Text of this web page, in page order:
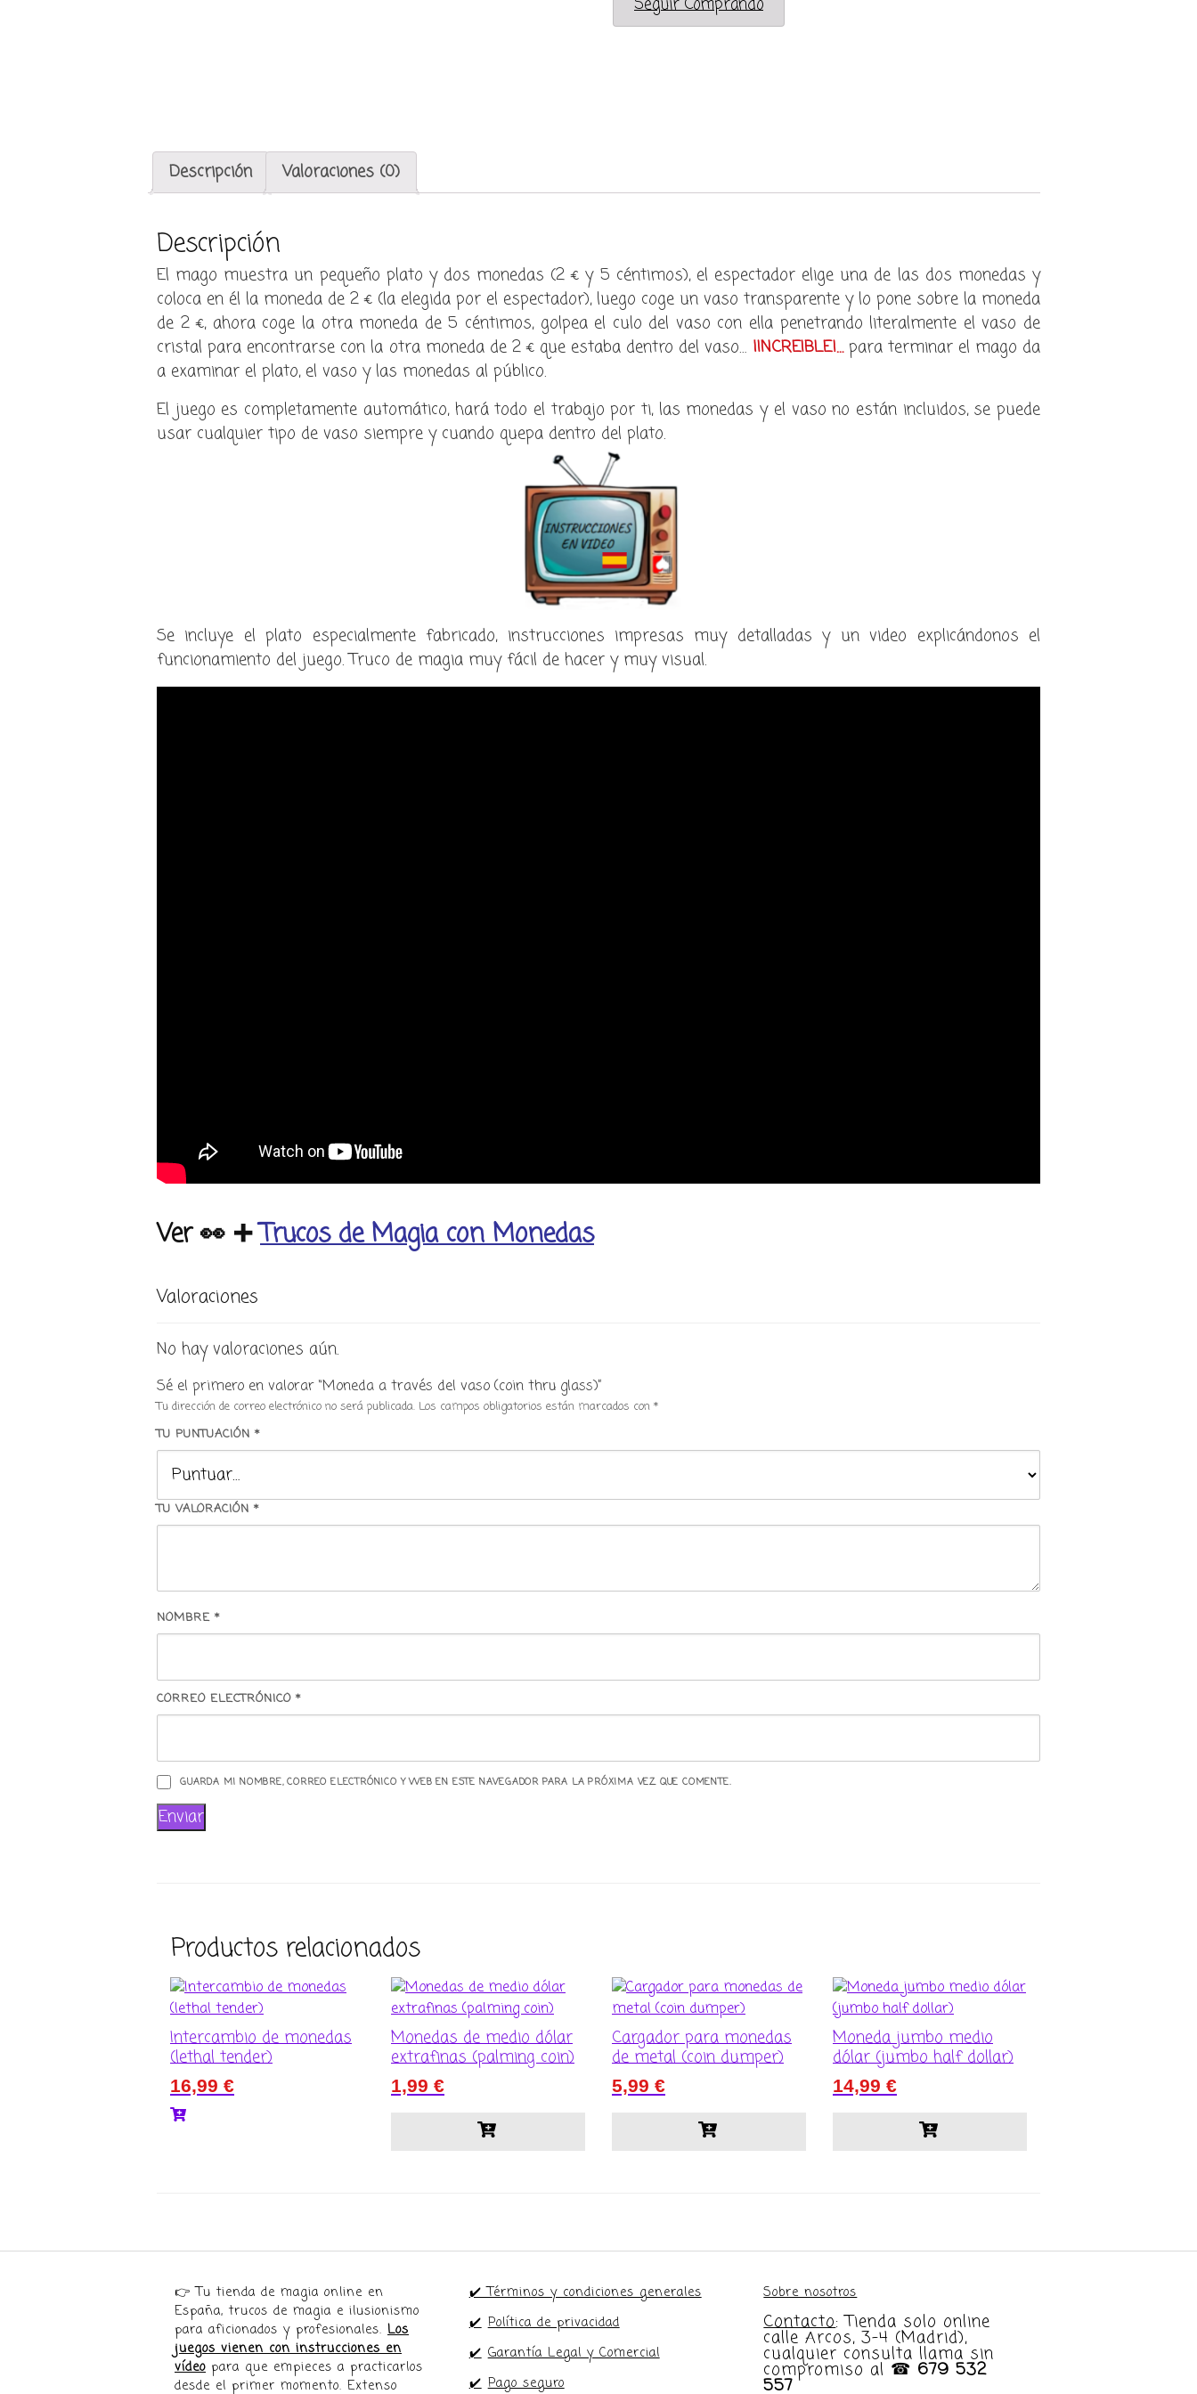
vaso
Seguir Comprando
Descripción Valoraciones (0)
Descripción
El mago muestra un pequeño plato y dos monedas (2 € y 5 céntimos), el espectador elige una de las dos monedas y
coloca en él la moneda de 2 € (la elegida por el espectador), luego coge un vaso transparente y lo pone sobre la moneda
de 2 €, ahora coge la otra moneda de 5 céntimos, golpea el culo del vaso con ella penetrando literalmente el vaso de
cristal para encontrarse con la otra moneda de 2 € que estaba dentro del vaso… ¡INCREIBLE!…para terminar el mago da
a examinar el plato, el vaso y las monedas al público.
El juego es completamente automático, hará todo el trabajo por ti, las monedas y el vaso no están incluidos, se puede
usar cualquier tipo de vaso siempre y cuando quepa dentro del plato.
Se incluye el plato especialmente fabricado, instrucciones impresas muy detalladas y un video explicándonos el
funcionamiento del juego. Truco de magia muy fácil de hacer y muy visual.
Ver 👀 ➕ Trucos de Magia con Monedas
Valoraciones
No hay valoraciones aún.
Sé el primero en valorar “Moneda a través del vaso (coin thru glass)”
Tu dirección de correo electrónico no será publicada. Los campos obligatorios están marcados con *
TU PUNTUACIÓN *
TU VALORACIÓN *
NOMBRE *
CORREO ELECTRÓNICO *
GUARDA MI NOMBRE, CORREO ELECTRÓNICO Y WEB EN ESTE NAVEGADOR PARA LA PRÓXIMA VEZ QUE COMENTE.
Productos relacionados
Intercambio de monedas
(lethal tender)
16,99 €
Monedas de medio dólar
extrafinas (palming coin)
1,99 €
Cargador para monedas
de metal (coin dumper)
5,99 €
Moneda jumbo medio
dólar (jumbo half dollar)
14,99 €
👉 Tu tienda de magia online en
España, trucos de magia e ilusionismo
para aficionados y profesionales. Los
juegos vienen con instrucciones en
vídeo para que empieces a practicarlos
desde el primer momento. Extenso
✔️ Términos y condiciones generales
✔️ Política de privacidad
✔️ Garantía Legal y Comercial
✔️ Pago seguro
Sobre nosotros
Contacto: Tienda solo online
calle Arcos, 3-4 (Madrid),
cualquier consulta llama sin
compromiso al ☎ 679 532
557